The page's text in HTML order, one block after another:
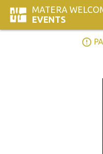
MATERA
EVENTS
error_outline